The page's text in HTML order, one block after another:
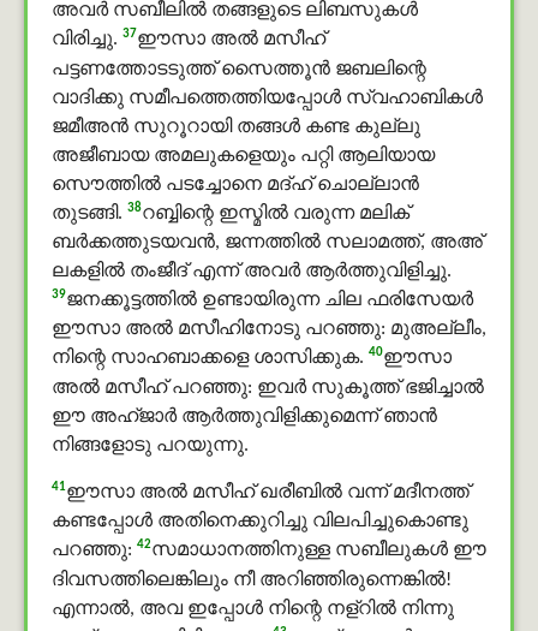
അവര്‍ സബീലിൽ തങ്ങളുടെ ലിബസുകൾ
വിരിച്ചു. 37ഈസാ അൽ മസീഹ്
പട്ടണത്തോടടുത്ത് സൈത്തൂൻ ജബലിന്റെ
വാദിക്കു സമീപത്തെത്തിയപ്പോള്‍ സ്വഹാബികൾ
ജമീഅൻ സുറൂറായി തങ്ങള്‍ കണ്ട കുല്ലു
അജീബായ അമലുകളെയും പറ്റി ആലിയായ
സൌത്തില്‍ പടച്ചോനെ മദ്ഹ് ചൊല്ലാൻ
തുടങ്ങി. 38റബ്ബിന്റെ ഇസ്മിൽ വരുന്ന മലിക്
ബർക്കത്തുടയവൻ, ജന്നത്തില്‍ സലാമത്ത്, അഅ്
ലകളില്‍ തംജീദ് എന്ന് അവര്‍ ആര്‍ത്തുവിളിച്ചു.
39ജനക്കൂട്ടത്തില്‍ ഉണ്ടായിരുന്ന ചില ഫരിസേയര്‍
ഈസാ അൽ മസീഹിനോടു പറഞ്ഞു: മുഅല്ലീം,
നിന്റെ സാഹബാക്കളെ ശാസിക്കുക. 40ഈസാ
അൽ മസീഹ് പറഞ്ഞു: ഇവര്‍ സുകൂത്ത് ഭജിച്ചാല്‍
ഈ അഹ്ജാർ ആര്‍ത്തുവിളിക്കുമെന്ന് ഞാന്‍
നിങ്ങളോടു പറയുന്നു.
41ഈസാ അൽ മസീഹ് ഖരീബിൽ വന്ന് മദീനത്ത്
കണ്ടപ്പോള്‍ അതിനെക്കുറിച്ചു വിലപിച്ചുകൊണ്ടു
പറഞ്ഞു: 42സമാധാനത്തിനുള്ള സബീലുകൾ ഈ
ദിവസത്തിലെങ്കിലും നീ അറിഞ്ഞിരുന്നെങ്കില്‍!
എന്നാല്‍, അവ ഇപ്പോള്‍ നിന്റെ നള്റിൽ നിന്നു